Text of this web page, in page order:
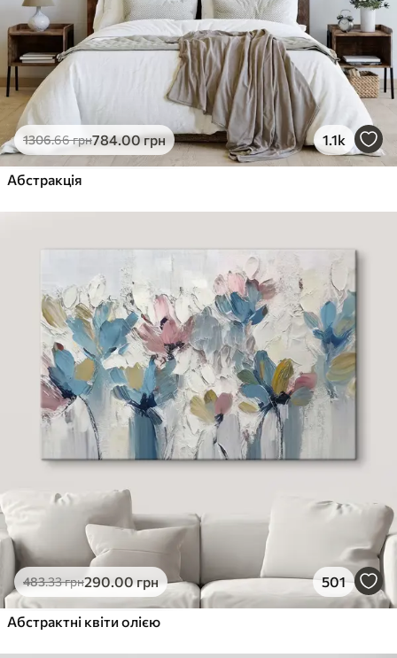
1306.66грн784.00грн 1.1k
Абстракція
483.33грн290.00грн 501
Абстрактні квіти олією